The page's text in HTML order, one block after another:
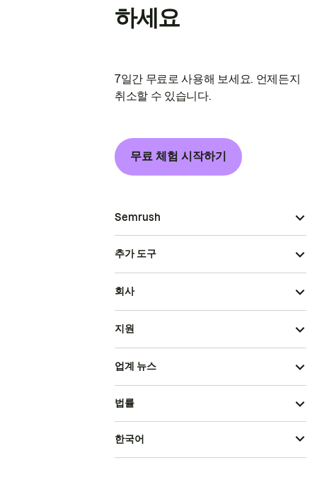
하세요
7일간 무료로 사용해 보세요. 언제든지
취소할 수 있습니다.
무료 체험 시작하기
Semrush
추가 도구
회사
지원
업계 뉴스
법률
한국어